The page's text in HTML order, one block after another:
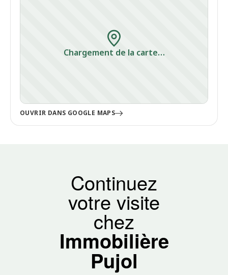
Chargement de la carte…
OUVRIR DANS GOOGLE MAPS
Continuez
votre visite
chez
Immobilière
Pujol